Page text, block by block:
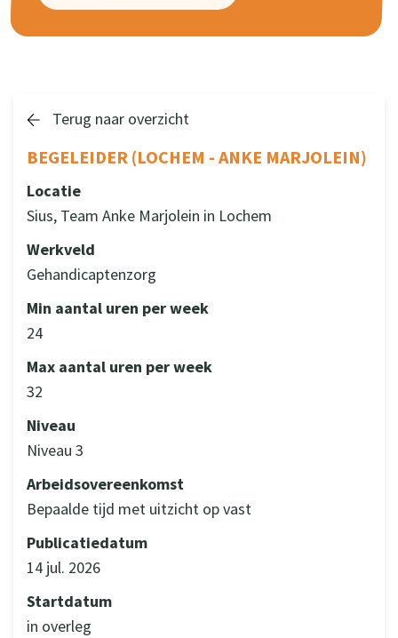
Terug naar overzicht
BEGELEIDER (LOCHEM - ANKE MARJOLEIN)
Locatie
Sius, Team Anke Marjolein in Lochem
Werkveld
Gehandicaptenzorg
Min aantal uren per week
24
Max aantal uren per week
32
Niveau
Niveau 3
Arbeidsovereenkomst
Bepaalde tijd met uitzicht op vast
Publicatiedatum
14 jul. 2026
Startdatum
in overleg